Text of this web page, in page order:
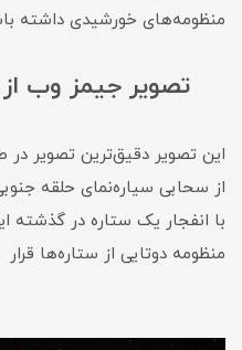
منظومه‌های خورشیدی داشته
تصویر جیمز وب
این تصویر دقیق‌ترین تصویر
از سحابی سیاره‌نمای حلقه
با انفجار یک ستاره در
منظومه دوتایی از ستاره‌ها قرار